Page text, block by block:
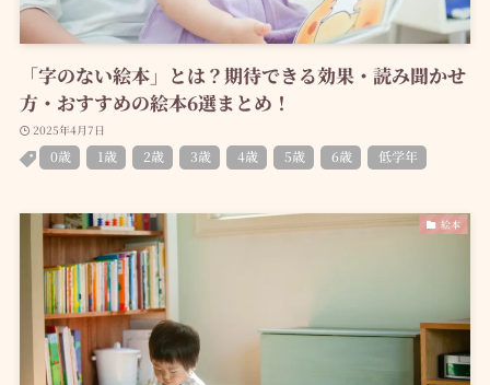
「字のない絵本」とは？期待できる効果・読み聞かせ
方・おすすめの絵本6選まとめ！
2025年4月7日
0歳 1歳 2歳 3歳 4歳 5歳 6歳 低学年
絵本